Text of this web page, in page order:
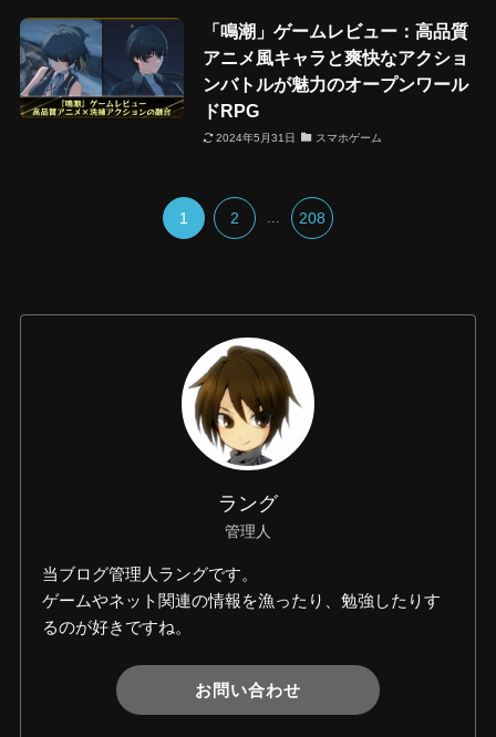
「鳴潮」ゲームレビュー：高品質
アニメ風キャラと爽快なアクショ
ンバトルが魅力のオープンワール
ドRPG
2024年5月31日 スマホゲーム
1 2 208
ラング
管理人
当ブログ管理人ラングです。
ゲームやネット関連の情報を漁ったり、勉強したりす
るのが好きですね。
お問い合わせ